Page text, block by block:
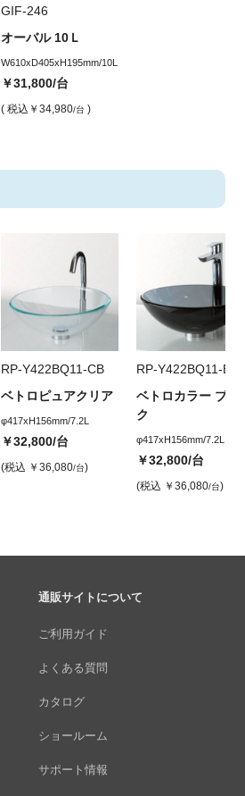
GIF-246
オーバル 10Ｌ
W610xD405xH195mm/10L
￥31,800/台
( 税込 ￥34,980/台 )
RP-Y422BQ11-CB
ベトロピュアクリア
φ417xH156mm/7.2L
￥32,800/台
(税込 ￥36,080/台)
RP-Y422BQ11-BK
ベトロカラー ブラ
ク
φ417xH156mm/7.2L
￥32,800/台
(税込 ￥36,080/台)
通販サイトについて
ご利用ガイド
よくある質問
カタログ
ショールーム
サポート情報